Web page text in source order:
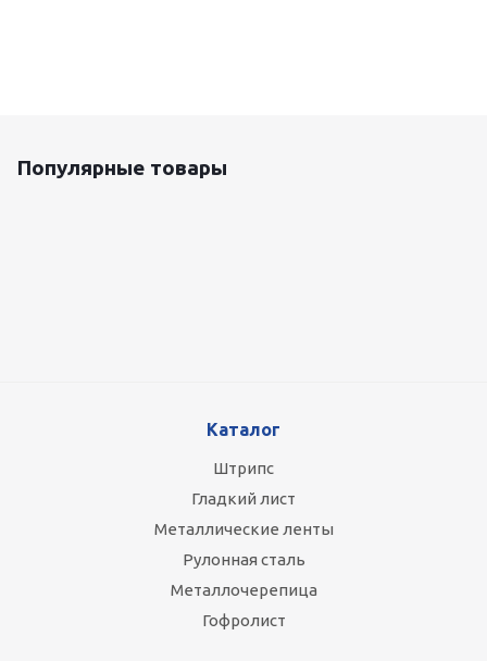
Популярные товары
Каталог
Штрипс
Гладкий лист
Металлические ленты
Рулонная сталь
Металлочерепица
Гофролист